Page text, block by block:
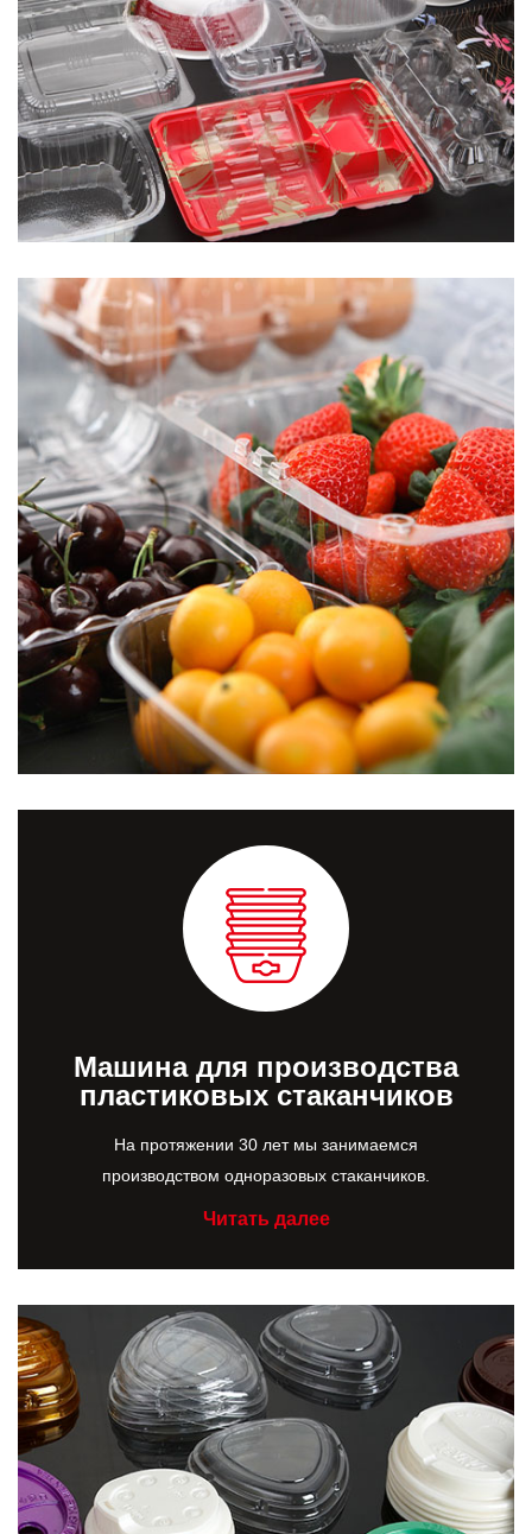
Машина для производства
пластиковых стаканчиков
На протяжении 30 лет мы занимаемся
производством одноразовых стаканчиков.
Читать далее